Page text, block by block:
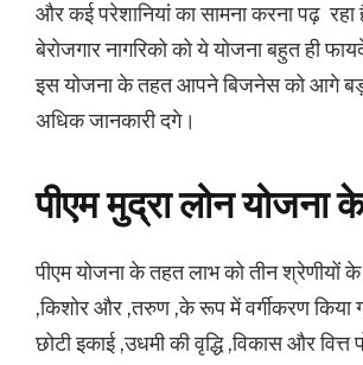
और कई परेशानियां का सामना करना पढ़
बेरोजगार नागरिको को ये योजना बहुत ही
इस योजना के तहत आपने बिजनेस को आगे
अधिक जानकारी दगे।
पीएम मुद्रा लोन योजना
पीएम योजना के तहत लाभ को तीन श्रेणीयों
,किशोर और ,तरुण ,के रूप में वर्गीकरण किया
छोटी इकाई ,उधमी की वृद्धि ,विकास और